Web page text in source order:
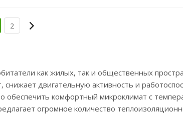
2
как жилых, так и общественных
двигательную активность и
комфортный микроклимат с
огромное количество